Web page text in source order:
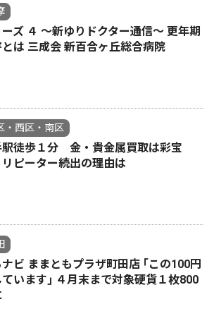
ズ ４ ～新ゆりドクター通信～ 更年期
とは 三成会 新百合ヶ丘総合病院
・西区・南区
駅徒歩１分 金・貴金属買取は彩宝
ピーター続出の理由は
ビ ままともプラザ町田店 ｢この100円
います｣ ４月末まで対象硬貨１枚800